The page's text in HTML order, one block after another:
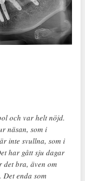
och var helt nöjd.
näsan, som i
inte svullna, som i
har gått sju dagar
det bra, även om
Det enda som